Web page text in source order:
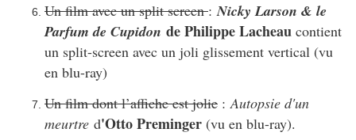
Un film avec un split screen:Nicky Larson & le
Parfum de Cupidon de Philippe Lacheau contient
un split-screen avec un joli glissement vertical (vu
en blu-ray)
Un film dont l’affiche est jolie :Autopsie d'un
meurtre d'Otto Preminger (vu en blu-ray).